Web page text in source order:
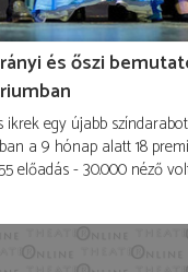
és őszi
egy újabb
a 9 hónap alatt 18
előadás - 30.000 néző